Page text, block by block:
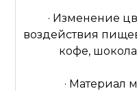
· Изменение
воздействия
кофе,
· Материал